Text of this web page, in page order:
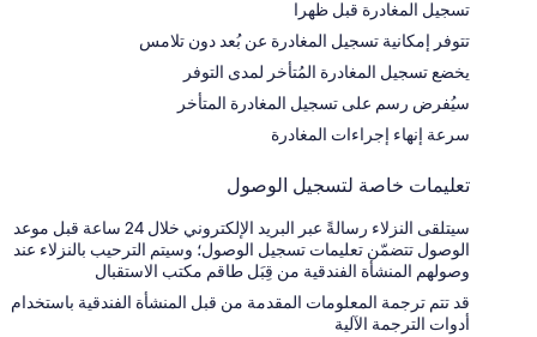
تسجيل المغادرة قبل ظهرا
تتوفر إمكانية تسجيل المغادرة عن بُعد دون تلامس
يخضع تسجيل المغادرة المُتأخر لمدى التوفر
سيُفرض رسم على تسجيل المغادرة المتأخر
سرعة إنهاء إجراءات المغادرة
تعليمات خاصة لتسجيل الوصول
سيتلقى النزلاء رسالةً عبر البريد الإلكتروني خلال 24 ساعة قبل موعد
الوصول تتضمّن تعليمات تسجيل الوصول؛ وسيتم الترحيب بالنزلاء عند
وصولهم المنشأة الفندقية من قِبَل طاقم مكتب الاستقبال
قد تتم ترجمة المعلومات المقدمة من قبل المنشأة الفندقية باستخدام
أدوات الترجمة الآلية